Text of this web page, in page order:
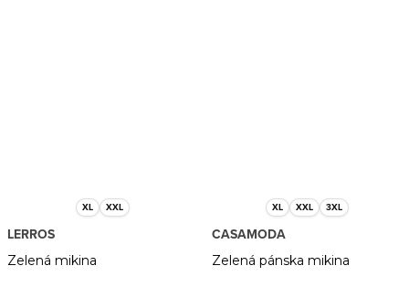
XL XXL
Zelená mikina
LERROS
XL XXL 3XL
Zelená pánska mikina
CASAMODA